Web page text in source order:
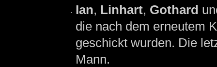
Ian, Linhart, Gothard
die nach dem erneutem
geschickt wurden. Die
Mann.